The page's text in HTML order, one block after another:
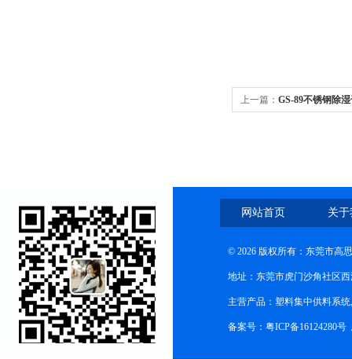
上一篇： GS-89不锈钢除
网站首页 关
© 2026 版权所有：东莞市高
地址：东莞市虎门沙角社区
主营产品：塑料集中供料系
备案号：粤ICP备16124280号